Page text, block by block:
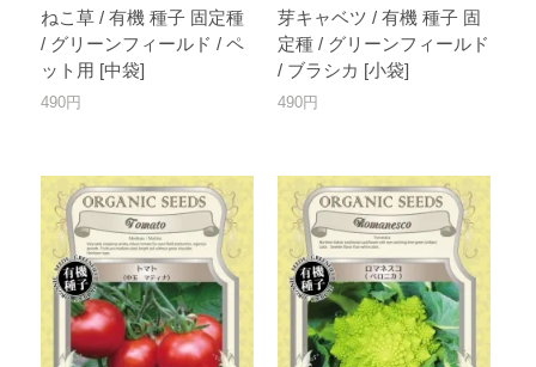
ねこ草 / 有機 種子 固定種
/ グリーンフィールド / ペ
ット用 [中袋]
490円
芽キャベツ / 有機 種子 固
定種 / グリーンフィールド
/ ブラシカ [小袋]
490円